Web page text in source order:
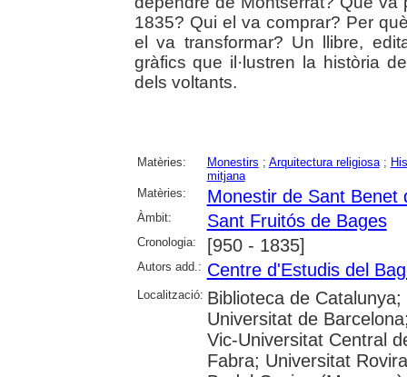
1835? Qui el va comprar? Per
el va transformar? Un llibre,
gràfics que il·lustren la història
dels voltants.
Matèries: Monestirs ; Arquitectura religiosa;
mitjana
Matèries:
Monestir de Sant Benet
Àmbit: Sant Fruitós de Bages
Cronologia: [950 - 1835]
Autors add.: Centre d'Estudis del
Localització: Biblioteca de
Universitat de
Vic-Universitat Central
Fabra; Universitat